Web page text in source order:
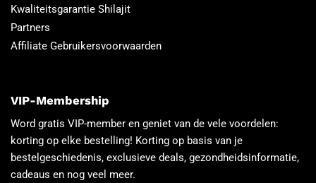
Kwaliteitsgarantie Shilajit
Partners
Affiliate Gebruikersvoorwaarden
VIP-Membership
Word gratis VIP-member en geniet van de vele voordelen:
korting op elke bestelling! Korting op basis van je
bestelgeschiedenis, exclusieve deals, gezondheidsinformatie,
cadeaus en nog veel meer.